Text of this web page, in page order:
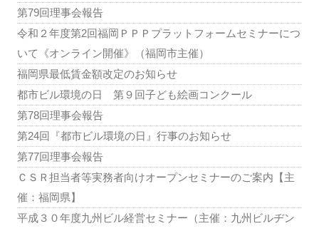
第79回理事会報告
令和２年度第2回福岡ＰＰＰプラットフォームセミナーにつ
いて《オンライン開催》（福岡市主催）
福岡県最低賃金額改定のお知らせ
都市ビル環境の日 第９回子ども絵画コンクール
第78回理事会報告
第24回『都市ビル環境の日』行事のお知らせ
第77回理事会報告
ＣＳＲ担当者等実務者向けオープンセミナーのご案内【主
催：福岡県】
平成３０年度九州ビル経営セミナー（主催：九州ビルヂン